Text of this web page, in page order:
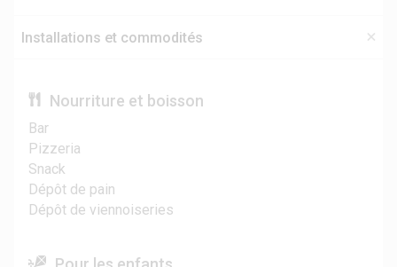
Installations et commodités
Nourriture et boisson
Bar
Pizzeria
Snack
Dépôt de pain
Dépôt de viennoiseries